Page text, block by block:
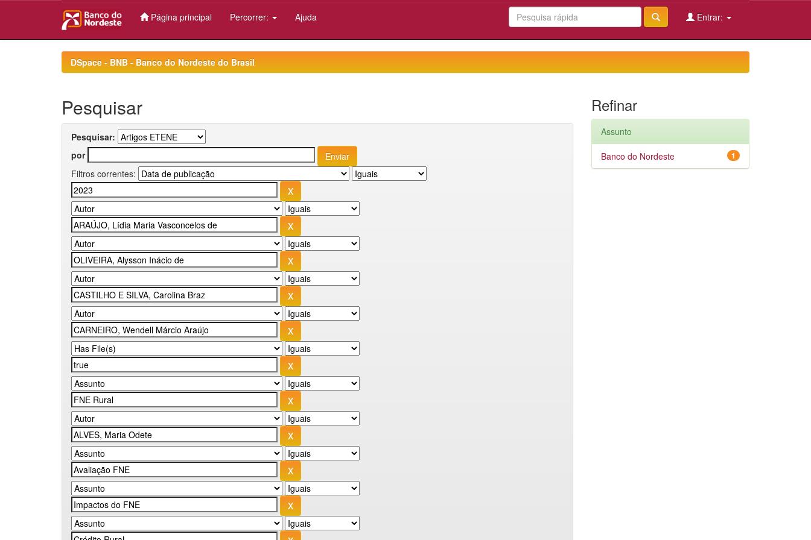
Página principal Percorrer: Ajuda Entrar:
DSpace - BNB - Banco do Nordeste do Brasil
Pesquisar
Pesquisar:
por
Filtros correntes:
Refinar
Assunto
1
Banco do Nordeste